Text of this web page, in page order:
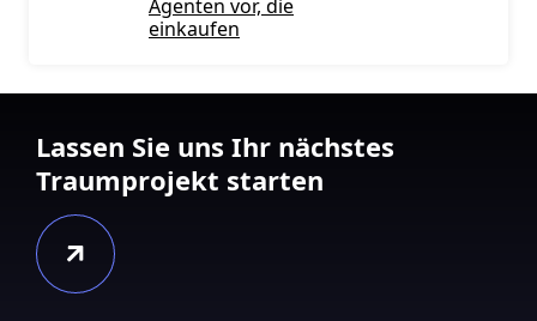
Agenten vor, die
einkaufen
Lassen Sie uns Ihr nächstes
Traumprojekt starten